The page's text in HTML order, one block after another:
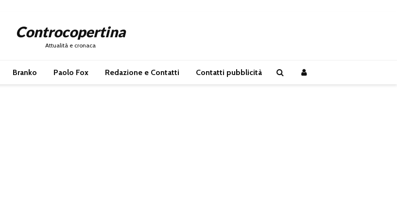
Controcopertina
Attualità e cronaca
Branko Paolo Fox Redazione e Contatti Contatti pubblicità